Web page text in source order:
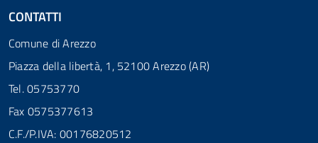
CONTATTI
Comune di Arezzo
Piazza della libertà, 1, 52100 Arezzo (AR)
Tel. 05753770
Fax 0575377613
C.F./P.IVA: 00176820512